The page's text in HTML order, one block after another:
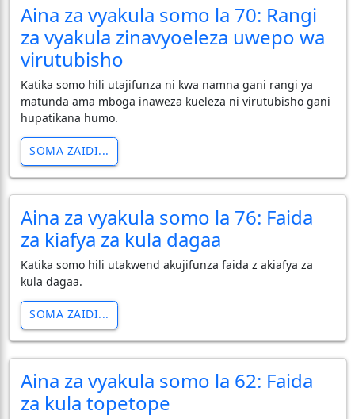
Aina za vyakula somo la 70: Rangi
za vyakula zinavyoeleza uwepo wa
virutubisho
Katika somo hili utajifunza ni kwa namna gani rangi ya
matunda ama mboga inaweza kueleza ni virutubisho gani
hupatikana humo.
SOMA ZAIDI...
Aina za vyakula somo la 76: Faida
za kiafya za kula dagaa
Katika somo hili utakwend akujifunza faida z akiafya za
kula dagaa.
SOMA ZAIDI...
Aina za vyakula somo la 62: Faida
za kula topetope